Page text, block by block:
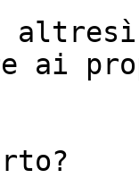
è
ai